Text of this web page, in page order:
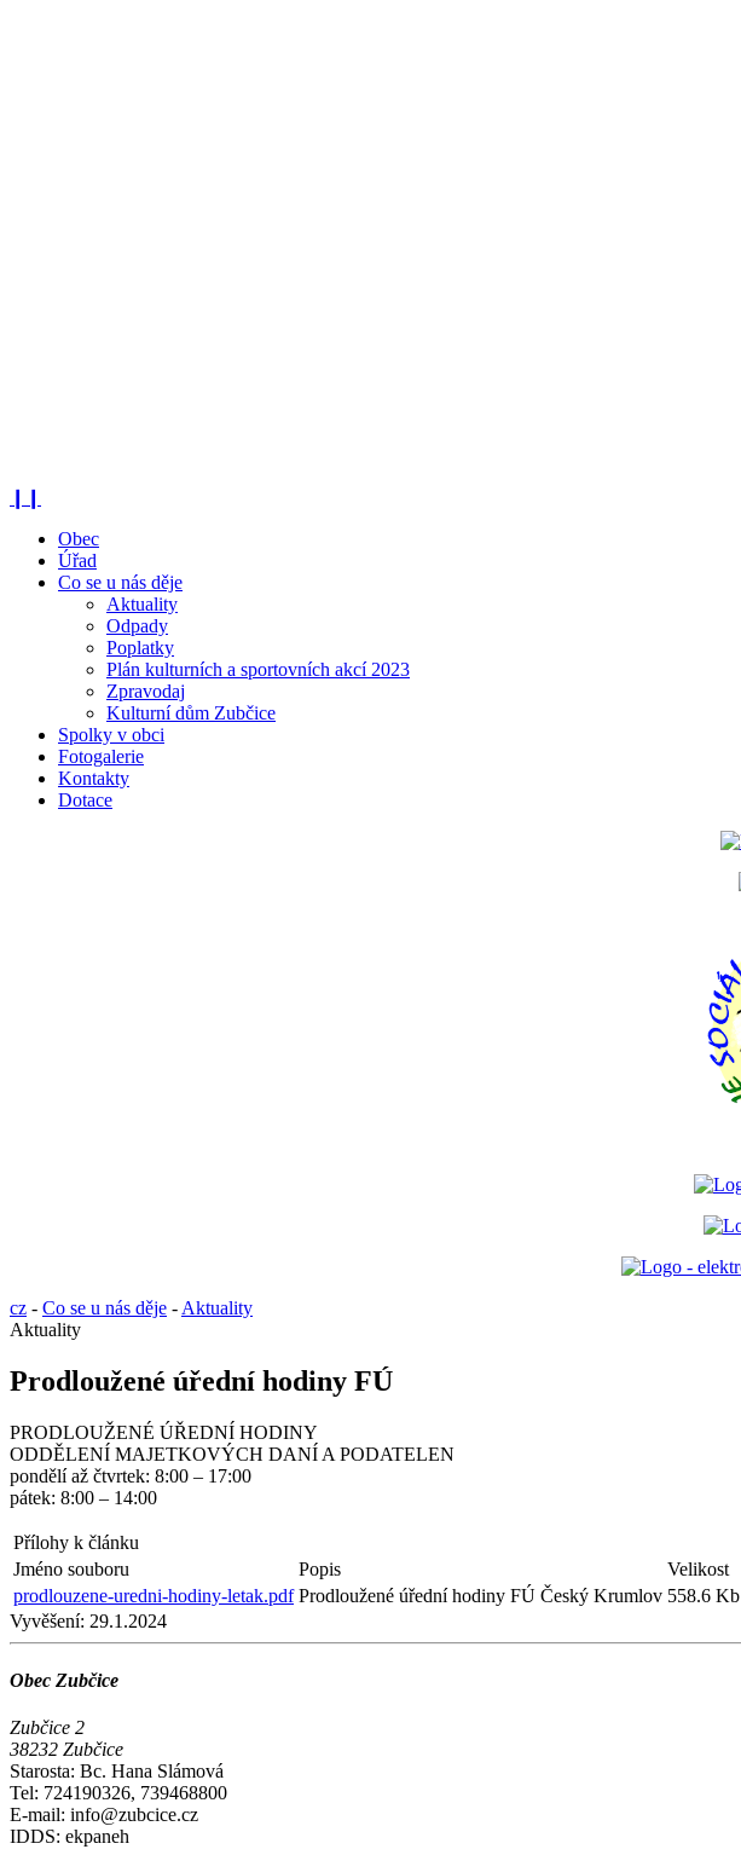
Obec
Úřad
Co se u nás děje
Aktuality
Odpady
Poplatky
Plán kulturních a sportovních akcí 2023
Zpravodaj
Kulturní dům Zubčice
Spolky v obci
Fotogalerie
Kontakty
Dotace
cz - Co se u nás děje - Aktuality
Aktuality
Prodloužené úřední hodiny FÚ
PRODLOUŽENÉ ÚŘEDNÍ HODINY
ODDĚLENÍ MAJETKOVÝCH DANÍ A PODATELEN
pondělí až čtvrtek: 8:00 – 17:00
pátek: 8:00 – 14:00
Přílohy k článku
Jméno souboru
Popis
Velikost
prodlouzene-uredni-hodiny-letak.pdf Prodloužené úřední hodiny FÚ Český Krumlov 558.6 Kb
Vyvěšení: 29.1.2024
Obec Zubčice
Zubčice 2
38232 Zubčice
Starosta: Bc. Hana Slámová
Tel: 724190326, 739468800
E-mail: info@zubcice.cz
IDDS: ekpaneh